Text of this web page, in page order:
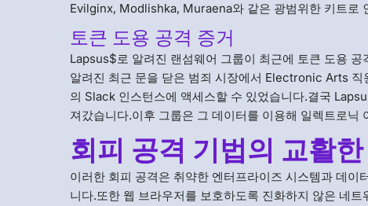
Evilginx, Modlishka, Muraena와 같은 광범위한 키트로
토큰 도용 공격 증거
Lapsus$로 알려진 랜섬웨어 그룹이 최근에 토큰 도용 공
알려진 최근 문을 닫은 범죄 시장에서 Electronic Arts
의 Slack 인스턴스에 액세스할 수 있었습니다.결국
져갔습니다.이후 그룹은 그 데이터를 이용해 일렉트로닉
회피 공격 기법의 교활
이러한 회피 공격은 취약한 엔터프라이즈 시스템과 데
니다.또한 웹 브라우저를 보호하도록 진화하지 않은 네